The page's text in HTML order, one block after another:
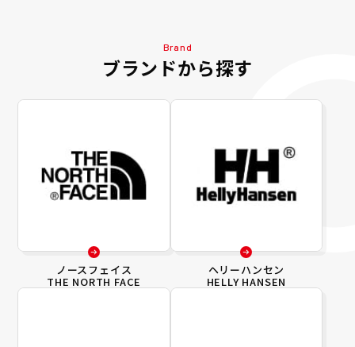
Brand
ブランドから探す
ノースフェイス
THE NORTH FACE
ヘリーハンセン
HELLY HANSEN